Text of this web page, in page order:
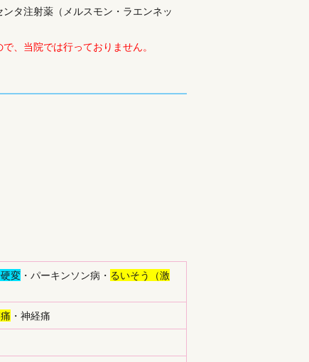
タ注射薬（メルスモン・ラエンネッ
、当院では行っておりません。
変 ・パーキンソン病・ るいそう（激
・神経痛